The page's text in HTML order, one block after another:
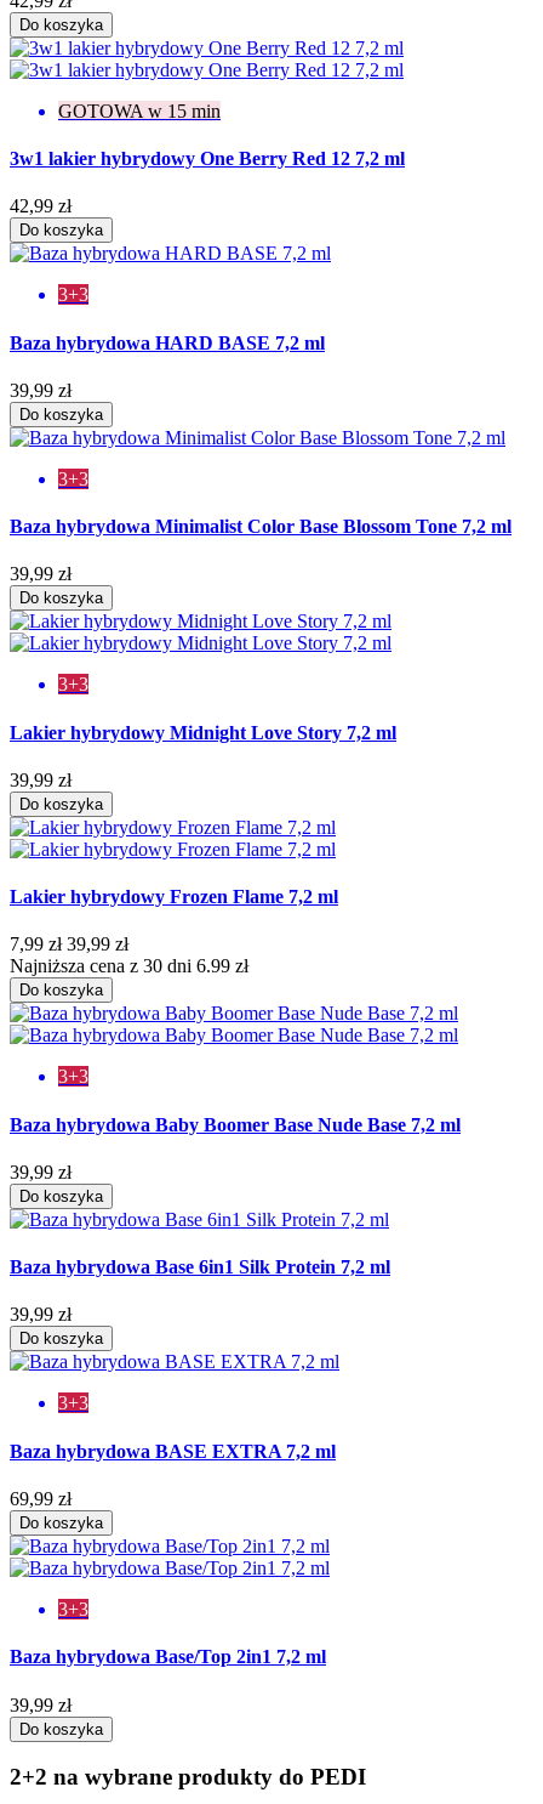
Do koszyka
GOTOWA w 15 min
3w1 lakier hybrydowy One Berry Red 12 7,2 ml
42,99 zł
Do koszyka
3+3
Baza hybrydowa HARD BASE 7,2 ml
39,99 zł
Do koszyka
3+3
Baza hybrydowa Minimalist Color Base Blossom Tone 7,2 ml
39,99 zł
Do koszyka
3+3
Lakier hybrydowy Midnight Love Story 7,2 ml
39,99 zł
Do koszyka
Lakier hybrydowy Frozen Flame 7,2 ml
7,99 zł39,99 zł
Najniższa cena z 30 dni 6.99 zł
Do koszyka
3+3
Baza hybrydowa Baby Boomer Base Nude Base 7,2 ml
39,99 zł
Do koszyka
Baza hybrydowa Base 6in1 Silk Protein 7,2 ml
39,99 zł
Do koszyka
3+3
Baza hybrydowa BASE EXTRA 7,2 ml
69,99 zł
Do koszyka
3+3
Baza hybrydowa Base/Top 2in1 7,2 ml
39,99 zł
Do koszyka
2+2 na wybrane produkty do PEDI